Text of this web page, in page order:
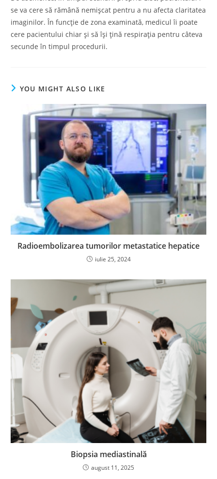
se va cere să rămână nemișcat pentru a nu afecta claritatea
imaginilor. În funcție de zona examinată, medicul îi poate
cere pacientului chiar și să își țină respirația pentru câteva
secunde în timpul procedurii.
YOU MIGHT ALSO LIKE
Radioembolizarea tumorilor metastatice hepatice
iulie 25, 2024
Biopsia mediastinală
august 11, 2025